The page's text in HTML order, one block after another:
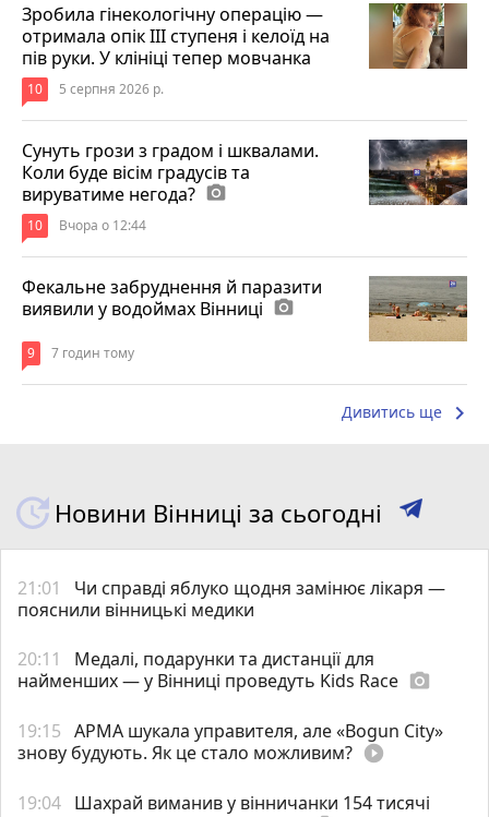
Зробила гінекологічну операцію —
отримала опік ІІІ ступеня і келоїд на
пів руки. У клініці тепер мовчанка
10 5 серпня 2026 р.
Сунуть грози з градом і шквалами.
Коли буде вісім градусів та
вируватиме негода? photo_camera
10 Вчора о 12:44
Фекальне забруднення й паразити
виявили у водоймах Вінниці photo_camera
9 7 годин тому
Дивитись ще keyboard_arrow_right
Новини Вінниці за сьогодні
21:01
Чи справді яблуко щодня замінює лікаря —
пояснили вінницькі медики
20:11
Медалі, подарунки та дистанції для
найменших — у Вінниці проведуть Kids Race photo_camera
19:15 АРМА шукала управителя, але «Bogun City»
знову будують. Як це стало можливим? play_circle_filled
19:04 Шахрай виманив у вінничанки 154 тисячі